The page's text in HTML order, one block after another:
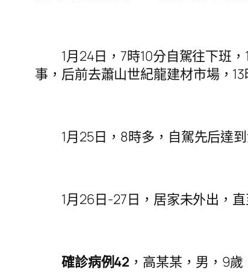
1月24日，7時10分自駕往下班，
事，后前去蕭山世紀龍建材市場，
1月25日，8時多，自駕先后達到
1月26日-27日，居家未外出，直
確診病例42 ，高某某，男，9